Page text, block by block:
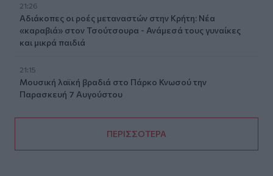
21:26
Αδιάκοπες οι ροές μεταναστών στην Κρήτη: Νέα
«καραβιά» στον Τσούτσουρα - Ανάμεσά τους γυναίκες
και μικρά παιδιά
21:15
Μουσική λαϊκή βραδιά στο Πάρκο Κνωσού την
Παρασκευή 7 Αυγούστου
ΠΕΡΙΣΣΟΤΕΡΑ